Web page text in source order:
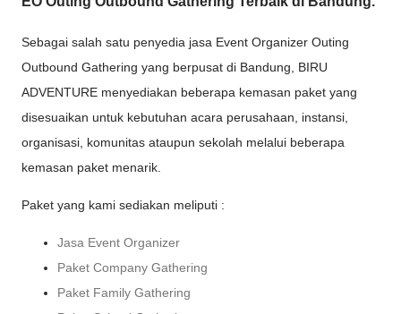
Sebagai salah satu penyedia jasa Event Organizer Outing
Outbound Gathering yang berpusat di Bandung, BIRU
ADVENTURE menyediakan beberapa kemasan paket yang
disesuaikan untuk kebutuhan acara perusahaan, instansi,
organisasi, komunitas ataupun sekolah melalui beberapa
kemasan paket menarik.
Paket yang kami sediakan meliputi :
Jasa Event Organizer
Paket Company Gathering
Paket Family Gathering